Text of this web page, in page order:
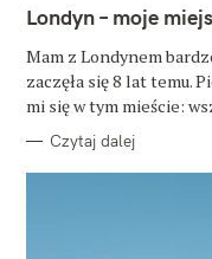
T
E
O
R
I
Londyn – moje
Mam z Londynem
zaczęła się 8 lat temu.
mi się w tym mieście:
Czytaj dalej